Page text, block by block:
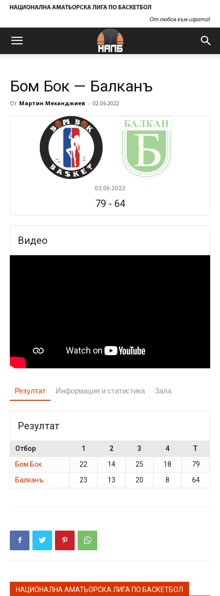
Бом Бок — Балканъ
От Мартин Механджиев - 02.06.2022
02.06.2022
79 - 64
Видео
Резултат Информация и статистика Зала
Резултат
Отбор 1 2 3 4
T
Бом Бок
22 14 25 18
79
Балканъ
23 13 20 8 64
НАЦИОНАЛНА АМАТЬОРСКА ЛИГА ПО БАСКЕТБОЛ